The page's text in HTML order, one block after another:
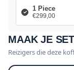
1 Piece
€299,00
MAAK JE
Reizigers die deze